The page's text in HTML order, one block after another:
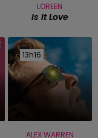
LOREEN
Is It Love
13h16
13h16
ALEX WARREN